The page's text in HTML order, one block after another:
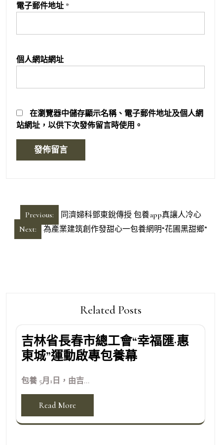
電子郵件地址 *
個人網站網址
在瀏覽器中儲存顯示名稱、電子郵件地址及個人網
站網址，以供下次發佈留言時使用。
導
Previous:
同濟婦科鄧東銳傳授 包養app真讓人冷心
Next:
為產業建筑創作發甜心一包養網明“花圃黑甜鄉”
Related Posts
吉林省長春市總工會“幸福匯·惠
東城”運動啟專包養幕
包養 5月1日，由吉...
Read More